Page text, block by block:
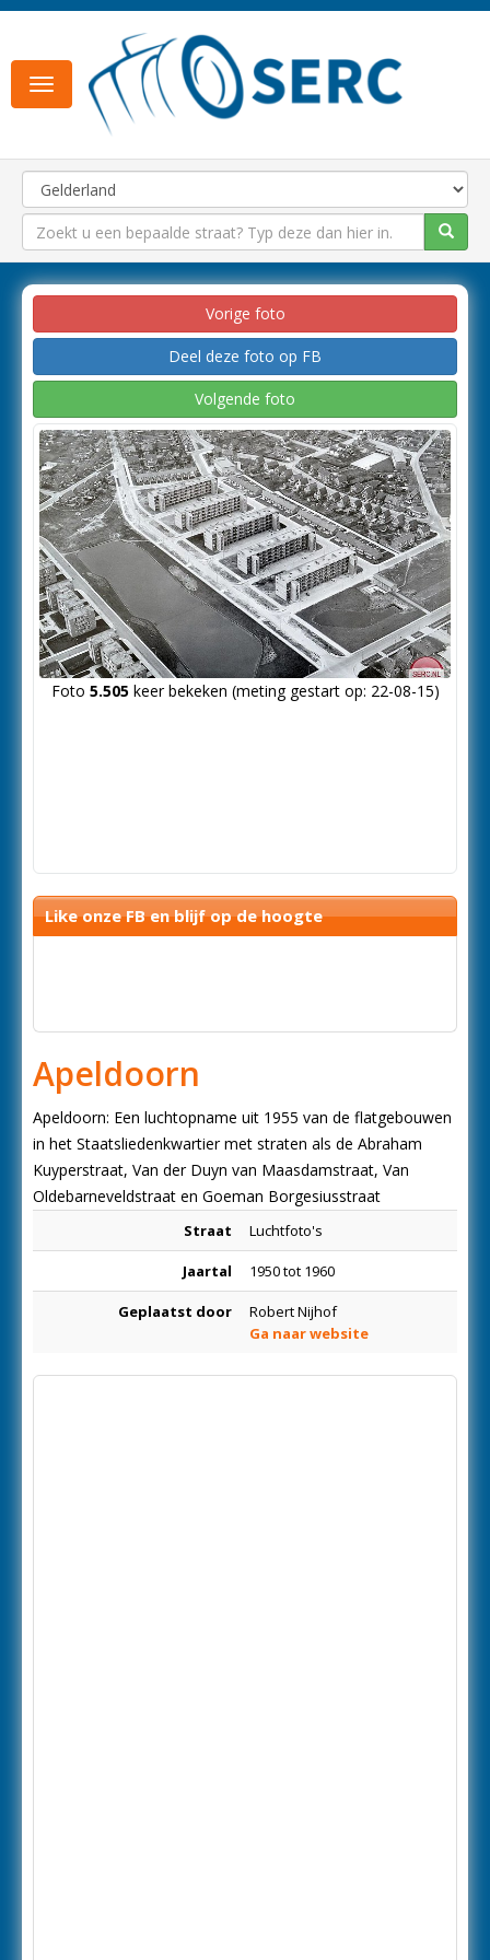
Toggle
navigation
Vorige foto
Deel deze foto op FB
Volgende foto
Foto 5.505keer bekeken (meting gestart op: 22-08-15)
Like onze FB en blijf op de hoogte
Apeldoorn
Apeldoorn: Een luchtopname uit 1955 van de flatgebouwen
in het Staatsliedenkwartier met straten als de Abraham
Kuyperstraat, Van der Duyn van Maasdamstraat, Van
Oldebarneveldstraat en Goeman Borgesiusstraat
Straat Luchtfoto's
Jaartal 1950 tot 1960
Geplaatst door
Robert Nijhof
Ga naar website